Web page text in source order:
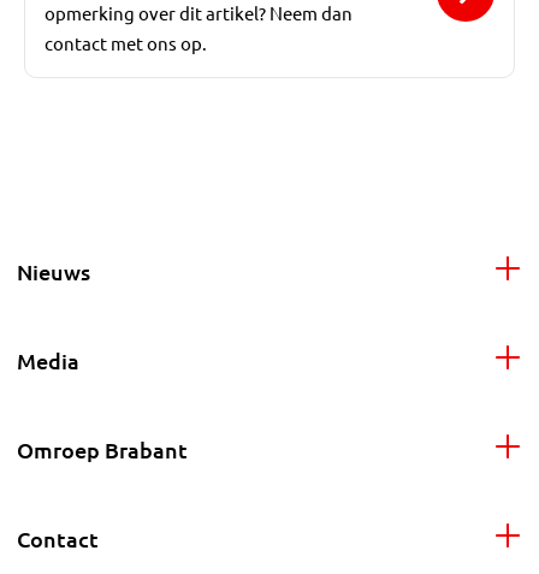
opmerking over dit artikel? Neem dan
contact met ons op.
Nieuws
Media
Omroep Brabant
Contact